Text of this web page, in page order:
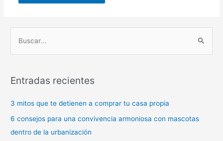
u
c
p
o
Entradas recientes
3 mitos que te detienen a comprar tu casa propia
6 consejos para una convivencia armoniosa con mascotas
dentro de la urbanización